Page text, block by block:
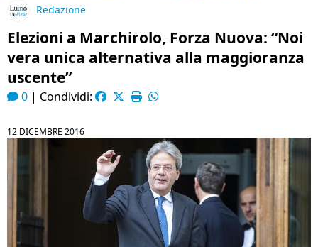
Redazione
Elezioni a Marchirolo, Forza Nuova: “Noi
vera unica alternativa alla maggioranza
uscente”
0 | Condividi:
12 DICEMBRE 2016